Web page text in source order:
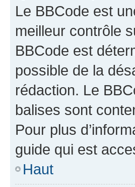
Le BBCode est
meilleur contrôle
BBCode est
possible de la
rédaction. Le
balises sont
Pour plus
guide qui est
Haut